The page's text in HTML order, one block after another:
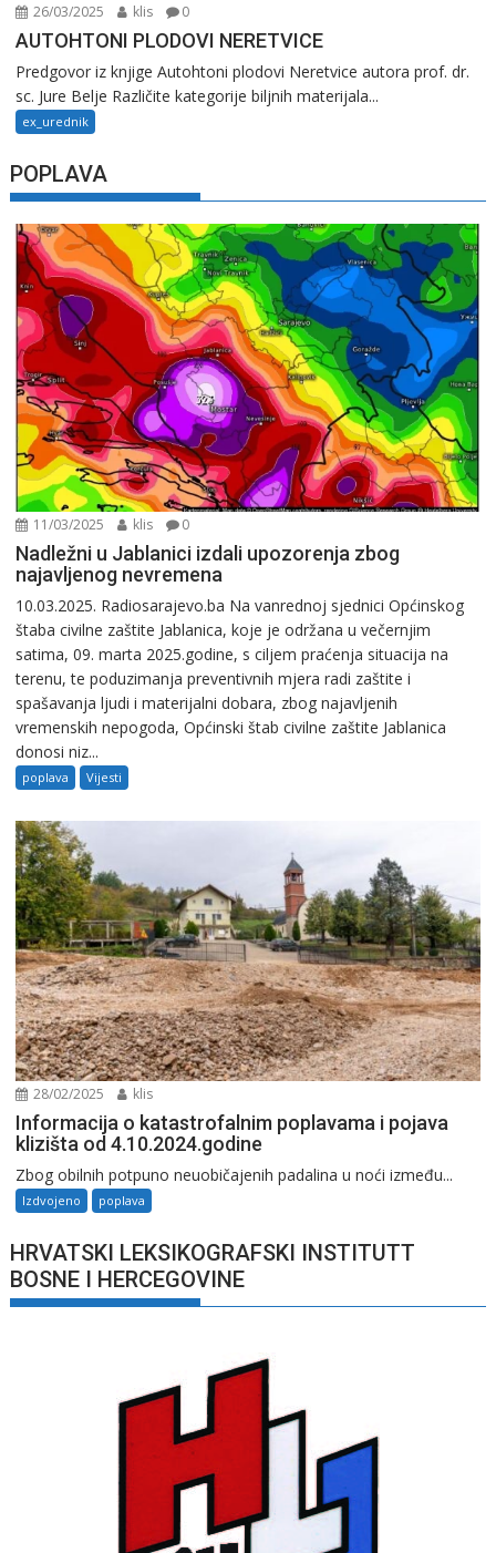
26/03/2025 klis 0
AUTOHTONI PLODOVI NERETVICE
Predgovor iz knjige Autohtoni plodovi Neretvice autora prof. dr.
sc. Jure Belje Različite kategorije biljnih materijala...
ex_urednik
POPLAVA
11/03/2025 klis 0
Nadležni u Jablanici izdali upozorenja zbog
najavljenog nevremena
10.03.2025. Radiosarajevo.ba Na vanrednoj sjednici Općinskog
štaba civilne zaštite Jablanica, koje je održana u večernjim
satima, 09. marta 2025.godine, s ciljem praćenja situacija na
terenu, te poduzimanja preventivnih mjera radi zaštite i
spašavanja ljudi i materijalni dobara, zbog najavljenih
vremenskih nepogoda, Općinski štab civilne zaštite Jablanica
donosi niz...
poplava Vijesti
28/02/2025 klis
Informacija o katastrofalnim poplavama i pojava
klizišta od 4.10.2024.godine
Zbog obilnih potpuno neuobičajenih padalina u noći između...
Izdvojeno poplava
HRVATSKI LEKSIKOGRAFSKI INSTITUTT
BOSNE I HERCEGOVINE